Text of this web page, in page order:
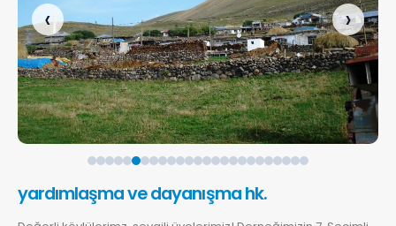
‹ ›
yardımlaşma ve dayanışma hk.